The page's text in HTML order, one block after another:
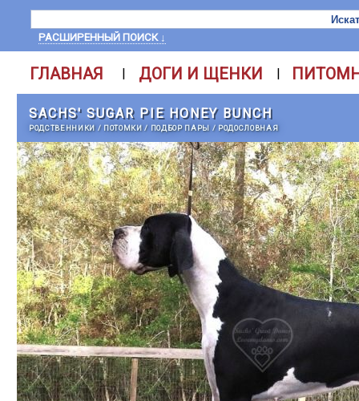
РАСШИРЕННЫЙ ПОИСК ↓
ГЛАВНАЯ | ДОГИ И ЩЕНКИ |
SACHS' SUGAR PIE HONEY BUNCH
РОДСТВЕННИКИ / ПОТОМКИ/ ПОДБОР ПАРЫ / РОДОСЛОВНАЯ